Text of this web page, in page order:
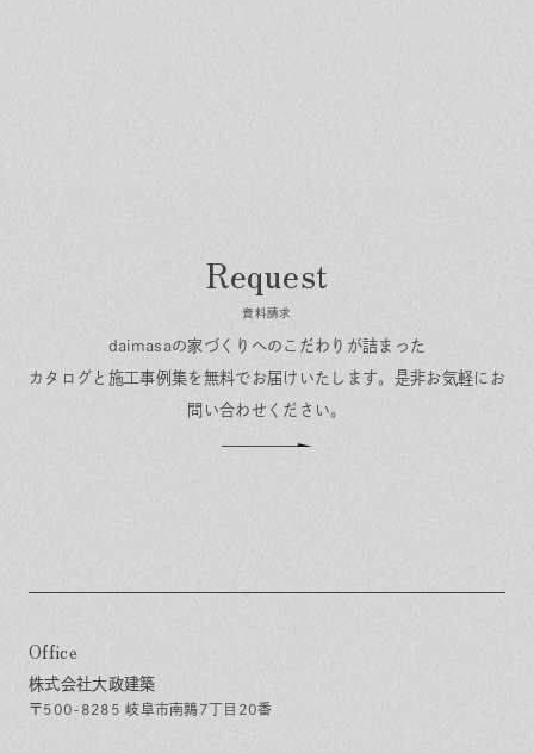
資料請求
daimasaの家づくりへのこだわりが詰まった
カタログと施工事例集を無料でお届けいたします。 是非お気軽にお
問い合わせください。
Office
株式会社大政建築
〒500-8285 岐阜市南鶉7丁目20番